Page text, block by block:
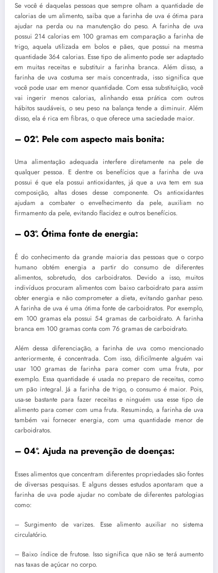
Se você é daquelas pessoas que sempre olham a quantidade de
calorias de um alimento, saiba que a farinha de uva é ótima para
ajudar na perda ou na manutenção do peso. A farinha de uva
possui 214 calorias em 100 gramas em comparação a farinha de
trigo, aquela utilizada em bolos e pães, que possui na mesma
quantidade 364 calorias. Esse tipo de alimento pode ser adaptado
em muitas receitas e substituir a farinha branca. Além disso, a
farinha de uva costuma ser mais concentrada, isso significa que
você pode usar em menor quantidade. Com essa substituição, você
vai ingerir menos calorias, alinhando essa prática com outros
hábitos saudáveis, o seu peso na balança tende a diminuir. Além
disso, ela é rica em fibras, o que oferece uma saciedade maior.
– 02º. Pele com aspecto mais bonita:
Uma alimentação adequada interfere diretamente na pele de
qualquer pessoa. E dentre os benefícios que a farinha de uva
possui é que ela possui antioxidantes, já que a uva tem em sua
composição, altas doses desse componente. Os antioxidantes
ajudam a combater o envelhecimento da pele, auxiliam no
firmamento da pele, evitando flacidez e outros benefícios.
– 03º. Ótima fonte de energia:
É do conhecimento da grande maioria das pessoas que o corpo
humano obtém energia a partir do consumo de diferentes
alimentos, sobretudo, dos carboidratos. Devido a isso, muitos
indivíduos procuram alimentos com baixo carboidrato para assim
obter energia e não comprometer a dieta, evitando ganhar peso.
A farinha de uva é uma ótima fonte de carboidratos. Por exemplo,
em 100 gramas ela possui 54 gramas de carboidrato. A farinha
branca em 100 gramas conta com 76 gramas de carboidrato.
Além dessa diferenciação, a farinha de uva como mencionado
anteriormente, é concentrada. Com isso, dificilmente alguém vai
usar 100 gramas de farinha para comer com uma fruta, por
exemplo. Essa quantidade é usada no preparo de receitas, como
um pão integral. Já a farinha de trigo, o consumo é maior. Pois,
usa-se bastante para fazer receitas e ninguém usa esse tipo de
alimento para comer com uma fruta. Resumindo, a farinha de uva
também vai fornecer energia, com uma quantidade menor de
carboidratos.
– 04º. Ajuda na prevenção de doenças:
Esses alimentos que concentram diferentes propriedades são fontes
de diversas pesquisas. E alguns desses estudos apontaram que a
farinha de uva pode ajudar no combate de diferentes patologias
como:
– Surgimento de varizes. Esse alimento auxiliar no sistema
circulatório.
– Baixo índice de frutose. Isso significa que não se terá aumento
nas taxas de açúcar no corpo.